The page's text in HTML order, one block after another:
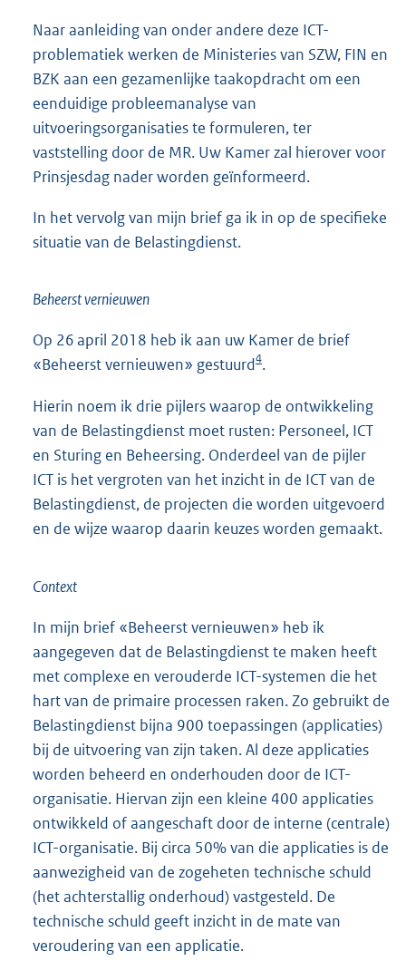
Naar aanleiding van onder andere deze ICT-
problematiek werken de Ministeries van SZW, FIN en
BZK aan een gezamenlijke taakopdracht om een
eenduidige probleemanalyse van
uitvoeringsorganisaties te formuleren, ter
vaststelling door de MR. Uw Kamer zal hierover voor
Prinsjesdag nader worden geïnformeerd.
In het vervolg van mijn brief ga ik in op de specifieke
situatie van de Belastingdienst.
Beheerst vernieuwen
Op 26 april 2018 heb ik aan uw Kamer de brief
«Beheerst vernieuwen» gestuurd4.
Hierin noem ik drie pijlers waarop de ontwikkeling
van de Belastingdienst moet rusten: Personeel, ICT
en Sturing en Beheersing. Onderdeel van de pijler
ICT is het vergroten van het inzicht in de ICT van de
Belastingdienst, de projecten die worden uitgevoerd
en de wijze waarop daarin keuzes worden gemaakt.
Context
In mijn brief «Beheerst vernieuwen» heb ik
aangegeven dat de Belastingdienst te maken heeft
met complexe en verouderde ICT-systemen die het
hart van de primaire processen raken. Zo gebruikt de
Belastingdienst bijna 900 toepassingen (applicaties)
bij de uitvoering van zijn taken. Al deze applicaties
worden beheerd en onderhouden door de ICT-
organisatie. Hiervan zijn een kleine 400 applicaties
ontwikkeld of aangeschaft door de interne (centrale)
ICT-organisatie. Bij circa 50% van die applicaties is de
aanwezigheid van de zogeheten technische schuld
(het achterstallig onderhoud) vastgesteld. De
technische schuld geeft inzicht in de mate van
veroudering van een applicatie.